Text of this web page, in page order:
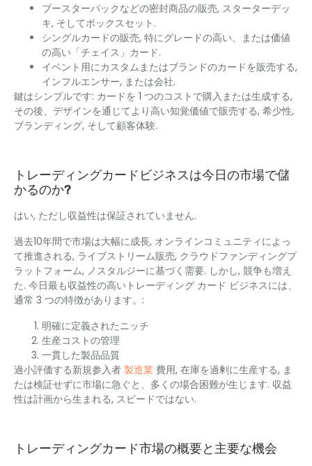
ブースターパックなどの密封商品の販売, スターターデッ
キ, そしてボックスセット.
シングルカードの販売, 特にグレードの高い、または価値
の高い「チェイス」カード.
イベント用にカスタムまたはブランドのカードを販売する,
インフルエンサー, または会社.
鍵はシンプルです: カードを 1 つのコストで購入または生成する,
その後、デザインを通じてより高い知覚価値で販売する, 希少性,
ブランディング, そして顧客体験.
トレーディングカードビジネスは今日の市場で儲
かるのか?
はい, ただし収益性​​は保証されていません.
過去10年間で市場は大幅に成長, オンラインコミュニティによっ
て推進される, ライブストリーム販売, クラウドファンディングプ
ラットフォーム, ノスタルジーに基づく需要. しかし, 競争も増え
た. 今日最も収益性の高いトレーディング カード ビジネスには、
通常 3 つの特徴があります。:
明確に定義されたニッチ
生産コストの管理
一貫した製品品質
過小評価する新規参入者 製造業 費用, 在庫を過剰に生産する, ま
たは検証せずに市場に急ぐと、多くの場合困難が生じます. 収益
性は計画から生まれる, スピードではない.
トレーディングカード市場の概要と主要な機会